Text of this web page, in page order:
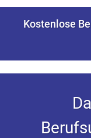
Kostenlose